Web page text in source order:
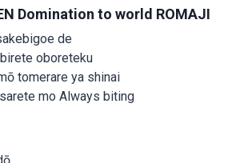
Domination to world ROMAJI
de
oboreteku
tomerare ya shinai
mo Always biting